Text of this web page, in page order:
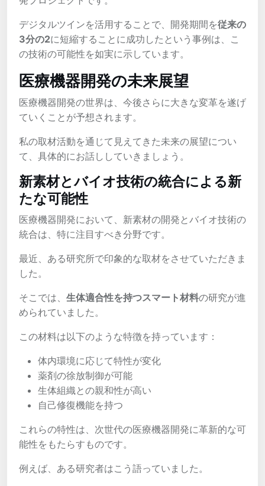
デジタルツインを活用することで、開発期間を従来の
3分の2に短縮することに成功したという事例は、こ
の技術の可能性を如実に示しています。
医療機器開発の未来展望
医療機器開発の世界は、今後さらに大きな変革を遂げ
ていくことが予想されます。
私の取材活動を通じて見えてきた未来の展望につい
て、具体的にお話ししていきましょう。
新素材とバイオ技術の統合による新
たな可能性
医療機器開発において、新素材の開発とバイオ技術の
統合は、特に注目すべき分野です。
最近、ある研究所で印象的な取材をさせていただきま
した。
そこでは、 生体適合性を持つスマート材料の研究が進
められていました。
この材料は以下のような特徴を持っています：
体内環境に応じて特性が変化
薬剤の徐放制御が可能
生体組織との親和性が高い
自己修復機能を持つ
これらの特性は、次世代の医療機器開発に革新的な可
能性をもたらすものです。
例えば、ある研究者はこう語っていました。